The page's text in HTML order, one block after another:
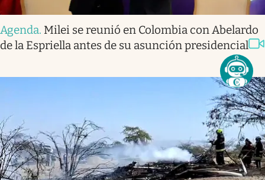
Agenda. Milei se reunió en Colombia con Abelardo
de la Espriella antes de su asunción presidencial